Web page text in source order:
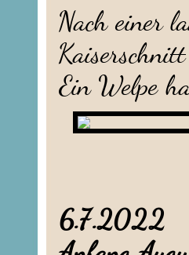
Nach einer
Ein Welpe
6.7.2022